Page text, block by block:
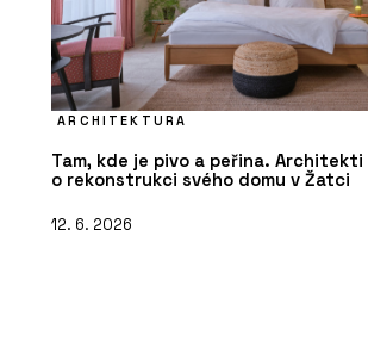
ARCHITEKTURA
Tam, kde je pivo a peřina. Architekti
o rekonstrukci svého domu v Žatci
12. 6. 2026